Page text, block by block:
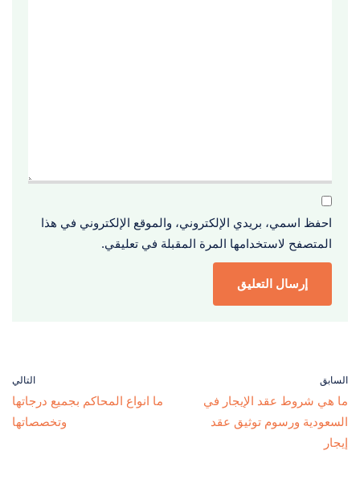
احفظ اسمي، بريدي الإلكتروني، والموقع الإلكتروني في هذا
المتصفح لاستخدامها المرة المقبلة في تعليقي.
السابق
ما هي شروط عقد الإيجار في
السعودية ورسوم توثيق عقد
إيجار
التالي
ما انواع المحاكم بجميع درجاتها
وتخصصاتها